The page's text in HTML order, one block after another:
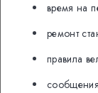
время на
ремонт
правила